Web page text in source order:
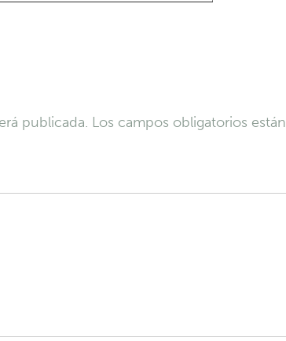
publicada. Los campos obligatorios están